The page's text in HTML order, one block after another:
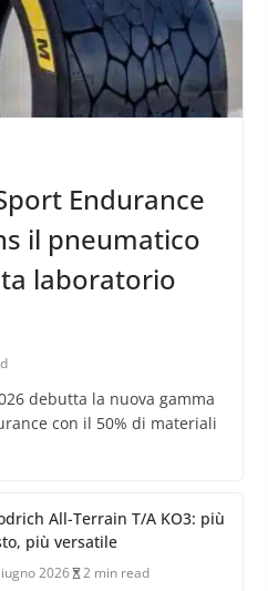
Endurance
il pneumatico
laboratorio
debutta la nuova gamma
con il 50% di materiali
All-Terrain T/A KO3: più
più versatile
2026 2 min read